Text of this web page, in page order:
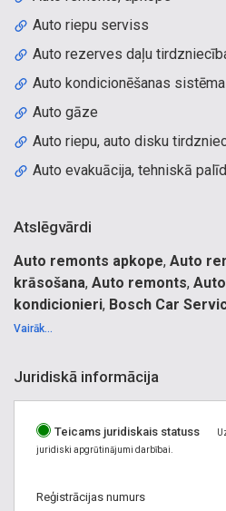
Auto riepu serviss
Auto rezerves daļu
Auto kondicionēšanas
Auto gāze
Auto riepu, auto disku
Auto evakuācija, tehniskā
Atslēgvārdi
Auto remonts apkope, Auto
krāsošana, Auto remonts,
kondicionieri, Bosch Car
Autoserviss, auto apkope, auto
kosmētika, auto krāsas,
iekārtas, Virsbūves remonts,
krāsošana, auto gāzes iekārtas,
uzstādīšana, auto evakuatora
Vairāk...
Juridiskā informācija
Teicams juridiskais statuss
juridiski apgrūtinājumi darbībai.
Reģistrācijas numurs